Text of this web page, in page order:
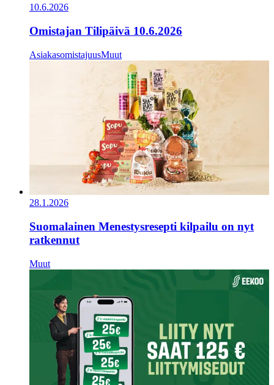
10.6.2026
Omistajan Tilipäivä 10.6.2026
AsiakasomistajuusMuut
28.1.2026
Suomalainen Menestysresepti kilpailu on nyt
ratkennut
Muut